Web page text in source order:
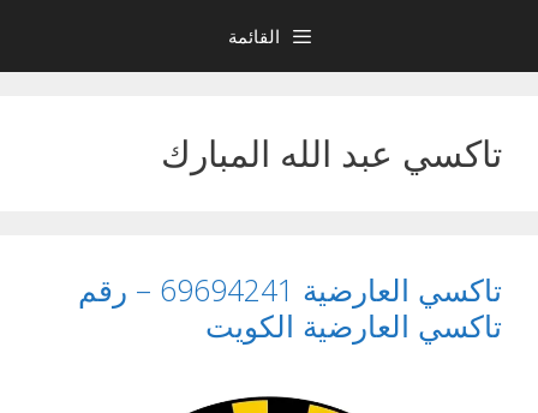
المحتوى
القائمة
تاكسي عبد الله المبارك
تاكسي العارضية 69694241 – رقم
تاكسي العارضية الكويت